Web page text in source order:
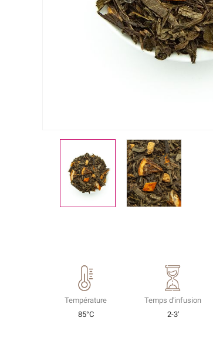
Température
85°C
Temps d'infusion
2-3'